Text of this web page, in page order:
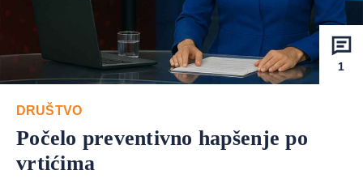
1
DRUŠTVO
Počelo preventivno hapšenje po
vrtićima